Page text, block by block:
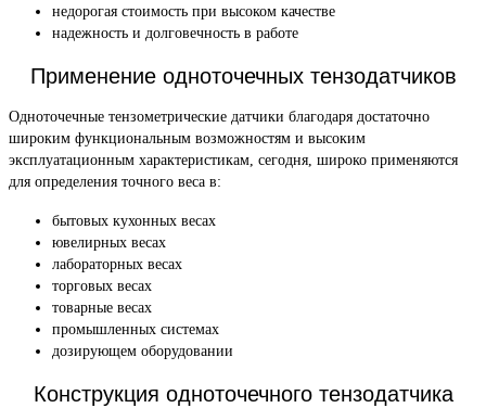
недорогая стоимость при высоком качестве
надежность и долговечность в работе
Применение одноточечных тензодатчиков
Одноточечные тензометрические датчики благодаря достаточно
широким функциональным возможностям и высоким
эксплуатационным характеристикам, сегодня, широко применяются
для определения точного веса в:
бытовых кухонных весах
ювелирных весах
лабораторных весах
торговых весах
товарные весах
промышленных системах
дозирующем оборудовании
Конструкция одноточечного тензодатчика